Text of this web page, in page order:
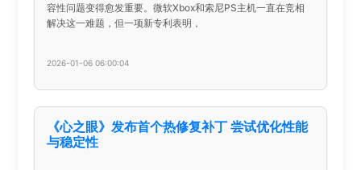
容性问题变得愈发重要。微软Xbox和索尼PS主机一直在竞相
解决这一难题，但一项新专利表明，
2026-01-06 06:00:04
《心之眼》发布首个热修复补丁 尝试优化性能
与稳定性